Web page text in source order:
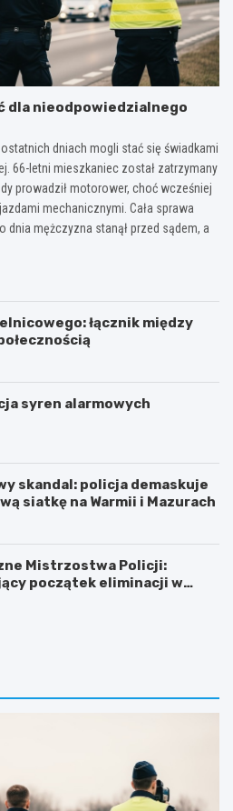
dla nieodpowiedzialnego
dniach mogli stać się świadkami
66-letni mieszkaniec został zatrzymany
prowadził motorower, choć wcześniej
mechanicznymi. Cała sprawa
dnia mężczyzna stanął przed sądem, a
łącznik między
syren alarmowych
skandal: policja demaskuje
siatkę na Warmii i Mazurach
Mistrzostwa Policji:
początek eliminacji w